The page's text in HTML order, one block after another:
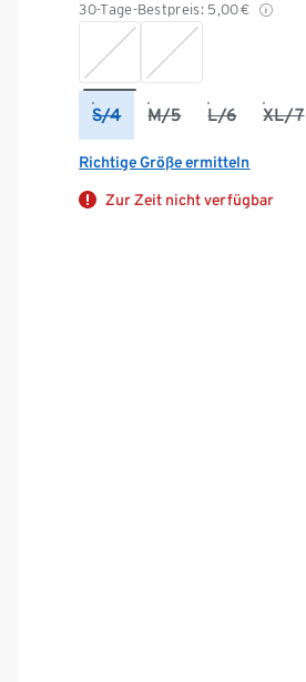
30-Tage-Bestpreis: 5,00€
S/4 M/5 L/6 XL/7
Richtige Größe ermitteln
Zur Zeit nicht verfügbar